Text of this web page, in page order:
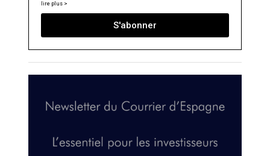
lire plus >
S'abonner